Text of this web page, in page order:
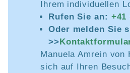
Ihrem individuellen
Rufen Sie an: +41
Oder melden Sie
>>
Manuela Amrein von
sich auf Ihren